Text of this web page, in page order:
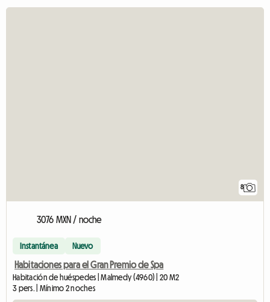
8
3076 MXN / noche
Instantánea Nuevo
Habitaciones para el Gran Premio de Spa
Habitación de huéspedes | Malmedy (4960) | 20 M2
3 pers. | Mínimo 2 noches